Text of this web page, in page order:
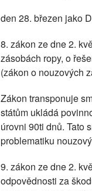
den 28. březen jako
8. zákon ze dne 2.
zásobách ropy, o
(zákon o nouzových
Zákon transponuje
státům ukládá
úrovni 90ti dnů. Tato
problematiku
9. zákon ze dne 2.
odpovědnosti za